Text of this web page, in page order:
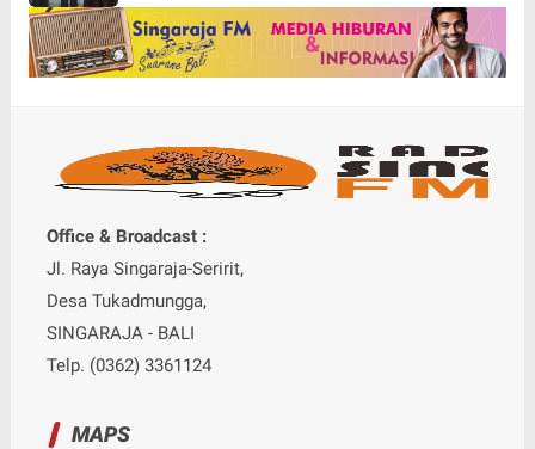
Office & Broadcast :
Jl. Raya Singaraja-Seririt,
Desa Tukadmungga,
SINGARAJA - BALI
Telp. (0362) 3361124
MAPS